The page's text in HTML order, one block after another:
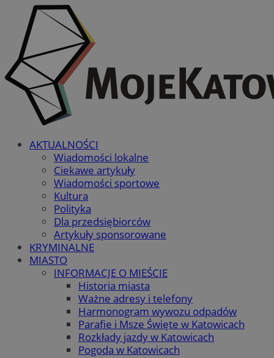
AKTUALNOŚCI
Wiadomości lokalne
Ciekawe artykuły
Wiadomości sportowe
Kultura
Polityka
Dla przedsiębiorców
Artykuły sponsorowane
KRYMINALNE
MIASTO
INFORMACJE O MIEŚCIE
Historia miasta
Ważne adresy i telefony
Harmonogram wywozu odpadów
Parafie i Msze Święte w Katowicach
Rozkłady jazdy w Katowicach
Pogoda w Katowicach